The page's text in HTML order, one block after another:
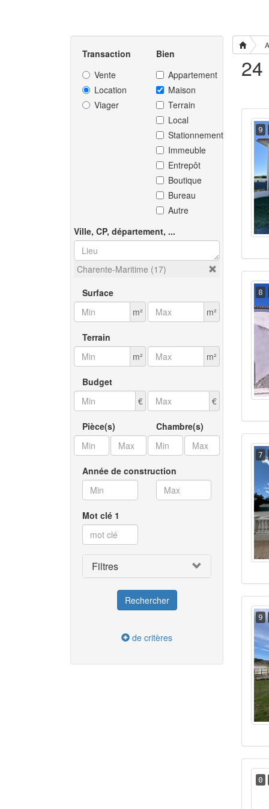
Transaction
Vente
Location
Viager
Bien
Appartement
Maison
Terrain
Local
Stationnement
Immeuble
Entrepôt
Boutique
Bureau
Autre
Ville, CP, département, ...
Charente-Maritime (17)
Surface
m²
m²
Terrain
m²
m²
Budget
€
€
Pièce(s) Chambre(s)
Année de construction
Mot clé 1
Filtres
de critères
9
8
7
9
0